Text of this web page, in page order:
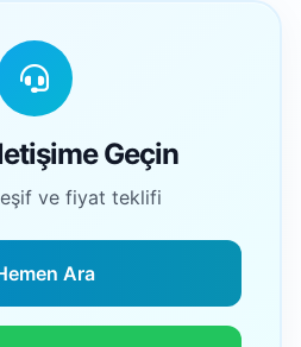
Geçin
ve fiyat teklifi
Ara